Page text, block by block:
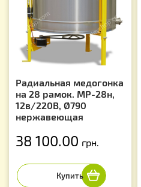
Радиальная медогонка
на 28 рамок. МР-28н,
12в/220В, Ø790
нержавеющая
38 100.00 грн.